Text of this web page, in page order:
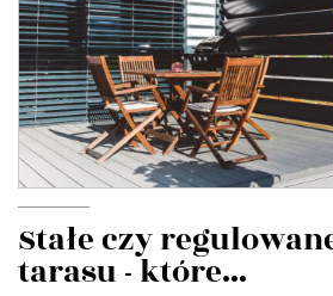
Stałe czy
tarasu - które...